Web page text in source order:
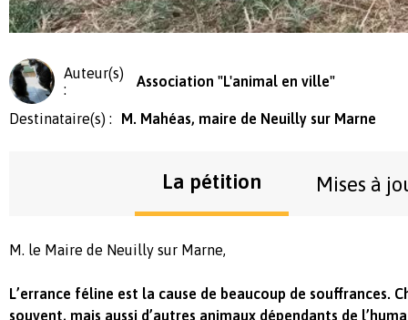
Auteur(s)
:
Association "L'animal en ville"
Destinataire(s) : M. Mahéas, maire de Neuilly sur Marne
La pétition Mises à
M. le Maire de Neuilly sur Marne,
L’errance féline est la cause de beaucoup de souffrances.
souvent, mais aussi d’autres animaux dépendants de